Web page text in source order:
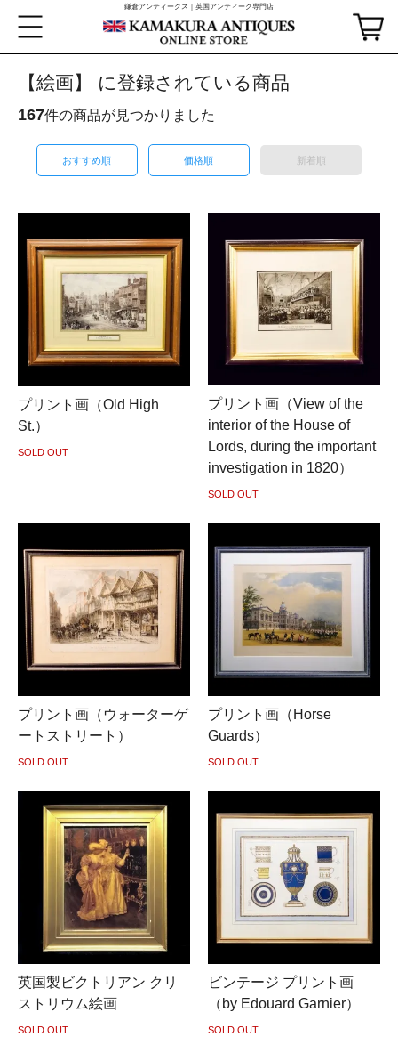
鎌倉アンティークス｜英国アンティーク専門店
【絵画】 に登録されている商品
167件の商品が見つかりました
おすすめ順 価格順 新着順
プリント画（Old High
St.）
SOLD OUT
プリント画（View of the
interior of the House of
Lords, during the important
investigation in 1820）
SOLD OUT
プリント画（ウォーターゲ
ートストリート）
SOLD OUT
プリント画（Horse
Guards）
SOLD OUT
英国製ビクトリアン クリ
ストリウム絵画
SOLD OUT
ビンテージ プリント画
（by Edouard Garnier）
SOLD OUT